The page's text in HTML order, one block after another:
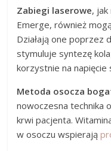
Zabiegi laserowe, jak
Emerge, również
Działają one poprzez
stymuluje syntezę
korzystnie na napięcie
Metoda osocza
nowoczesna technika
krwi pacjenta.
w osoczu wspierają